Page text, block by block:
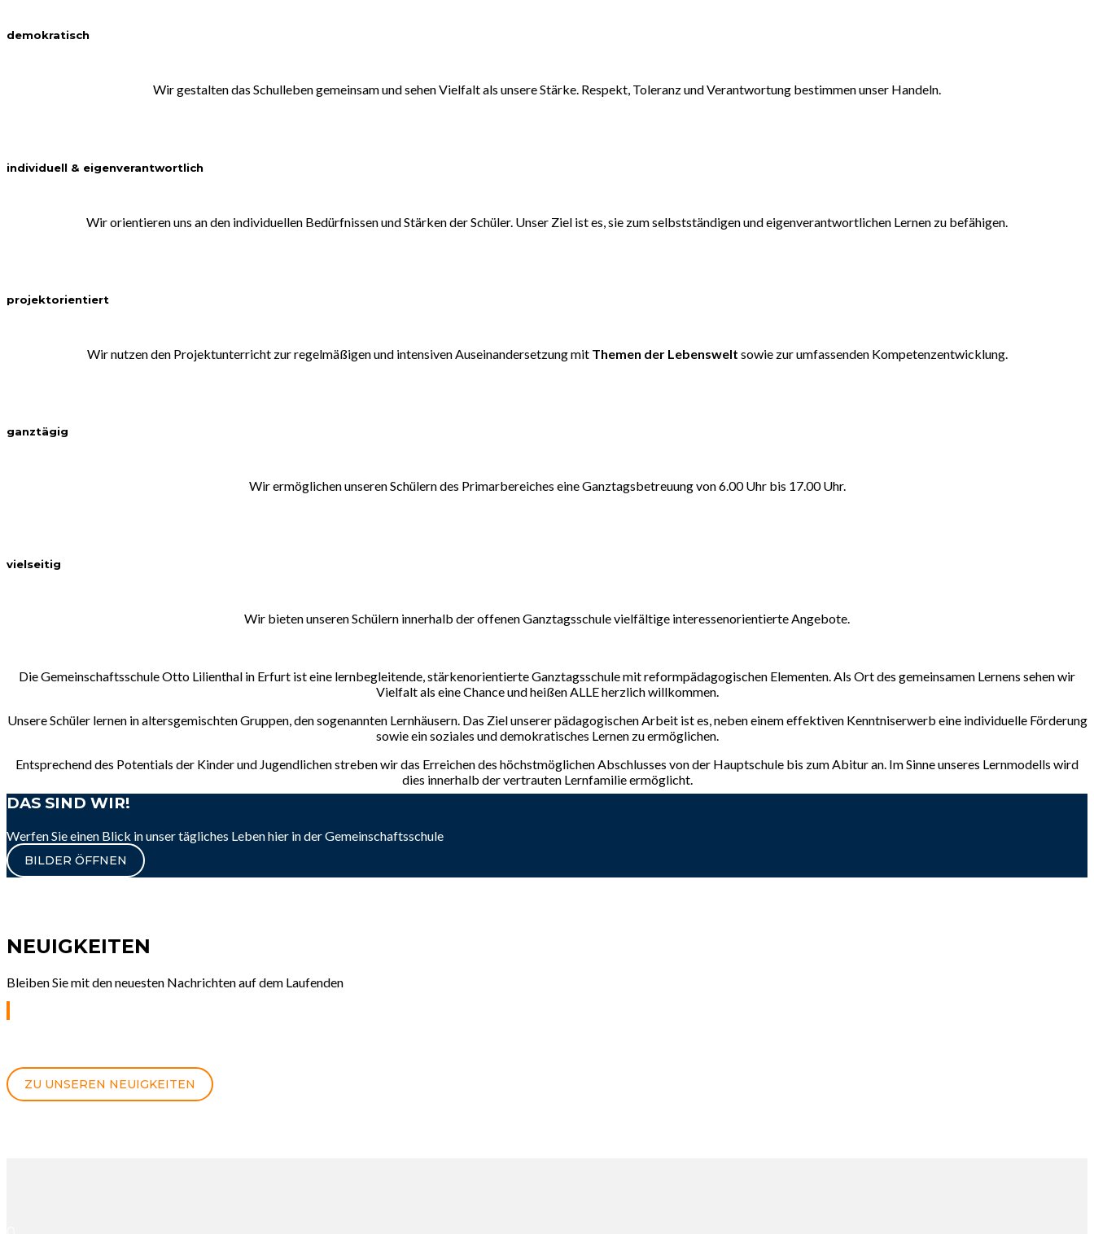
demokratisch
Wir gestalten das Schulleben gemeinsam und sehen Vielfalt als unsere Stärke. Respekt, Toleranz und Verantwortung bestimmen unser Handeln.
individuell & eigenverantwortlich
Wir orientieren uns an den individuellen Bedürfnissen und Stärken der Schüler. Unser Ziel ist es, sie zum selbstständigen und eigenverantwortlichen Lernen zu befähigen.
projektorientiert
Wir nutzen den Projektunterricht zur regelmäßigen und intensiven Auseinandersetzung mit Themen der Lebenswelt sowie zur umfassenden Kompetenzentwicklung.
ganztägig
Wir ermöglichen unseren Schülern des Primarbereiches eine Ganztagsbetreuung von 6.00 Uhr bis 17.00 Uhr.
vielseitig
Wir bieten unseren Schülern innerhalb der offenen Ganztagsschule vielfältige interessenorientierte Angebote.
Die Gemeinschaftsschule Otto Lilienthal in Erfurt ist eine lernbegleitende, stärkenorientierte Ganztagsschule mit reformpädagogischen Elementen. Als Ort des gemeinsamen Lernens sehen wir
Vielfalt als eine Chance und heißen ALLE herzlich willkommen.
Unsere Schüler lernen in altersgemischten Gruppen, den sogenannten Lernhäusern. Das Ziel unserer pädagogischen Arbeit ist es, neben einem effektiven Kenntniserwerb eine individuelle Förderung
sowie ein soziales und demokratisches Lernen zu ermöglichen.
Entsprechend des Potentials der Kinder und Jugendlichen streben wir das Erreichen des höchstmöglichen Abschlusses von der Hauptschule bis zum Abitur an. Im Sinne unseres Lernmodells wird
dies innerhalb der vertrauten Lernfamilie ermöglicht.
DAS SIND WIR!
Werfen Sie einen Blick in unser tägliches Leben hier in der Gemeinschaftsschule
BILDER ÖFFNEN
NEUIGKEITEN
Bleiben Sie mit den neuesten Nachrichten auf dem Laufenden
ZU UNSEREN NEUIGKEITEN